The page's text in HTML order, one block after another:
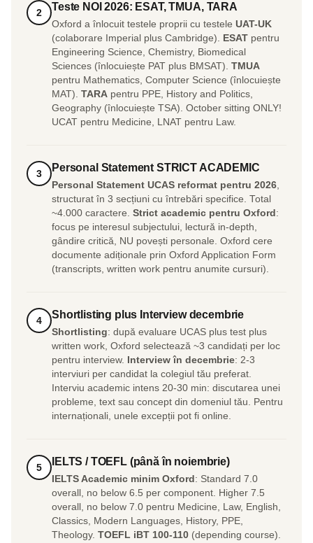
2 Teste NOI 2026: ESAT, TMUA, TARA
Oxford a înlocuit testele proprii cu testele UAT-UK
(colaborare Imperial plus Cambridge). ESAT pentru
Engineering Science, Chemistry, Biomedical
Sciences (înlocuiește PAT plus BMSAT). TMUA
pentru Mathematics, Computer Science (înlocuiește
MAT). TARA pentru PPE, History and Politics,
Geography (înlocuiește TSA). October sitting ONLY!
UCAT pentru Medicine, LNAT pentru Law.
3 Personal Statement STRICT ACADEMIC
Personal Statement UCAS reformat pentru 2026,
structurat în 3 secțiuni cu întrebări specifice. Total
~4.000 caractere. Strict academic pentru Oxford :
focus pe interesul subjectului, lectură in-depth,
gândire critică, NU povești personale. Oxford cere
documente adiționale prin Oxford Application Form
(transcripts, written work pentru anumite cursuri).
4 Shortlisting plus Interview decembrie
Shortlisting: după evaluare UCAS plus test plus
written work, Oxford selectează ~3 candidați per loc
pentru interview.
Interview în decembrie: 2-3
interviuri per candidat la colegiul tău preferat.
Interviu academic intens 20-30 min: discutarea unei
probleme, text sau concept din domeniul tău. Pentru
internaționali, unele excepții pot fi online.
5 IELTS / TOEFL (până în noiembrie)
IELTS Academic minim Oxford : Standard 7.0
overall, no below 6.5 per component. Higher 7.5
overall, no below 7.0 pentru Medicine, Law, English,
Classics, Modern Languages, History, PPE,
Theology. TOEFL iBT 100-110 (depending course).